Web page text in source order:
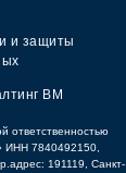
ВМ
и защиты
ответственностью
ИНН 7840492150,
191119, Санкт-